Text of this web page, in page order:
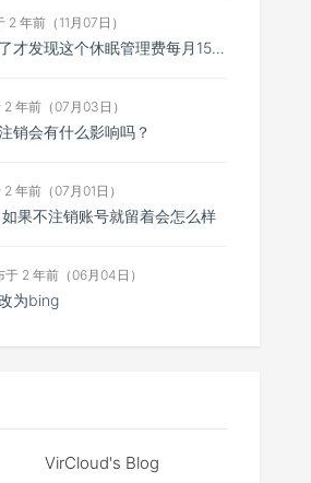
年前（11月07日）
我一年不用了才发现这个休眠管理费每月15，一共扣了我135元，然后我消费还消费不了，我宁愿消费掉也不...
年前（07月03日）
销会有什么影响吗？
年前（07月01日）
果不注销账号就留着会怎么样
2 年前（06月04日）
为bing
VirCloud's Blog